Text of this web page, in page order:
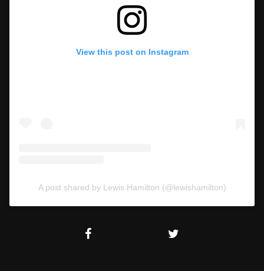
View this post on Instagram
A post shared by Lewis Hamilton (@lewishamilton)